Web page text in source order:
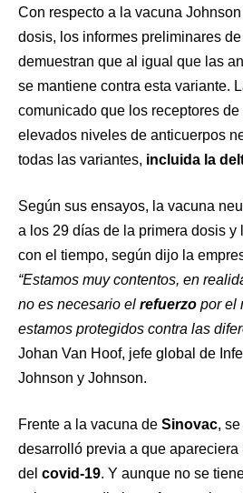
Con respecto a la vacuna
dosis, los informes preliminares
demuestran que al igual que las
se mantiene contra esta variante.
comunicado que los receptores
elevados niveles de anticuerpos
todas las variantes, incluida la
Según sus ensayos, la vacuna
a los 29 días de la primera dosis y
con el tiempo, según dijo la
“Estamos muy contentos, en
no es necesario el refuerzo por el
estamos protegidos contra las
Johan Van Hoof, jefe global de
Johnson y Johnson.
Frente a la vacuna de Sinovac,
desarrolló previa a que apareciera
del covid-19. Y aunque no se